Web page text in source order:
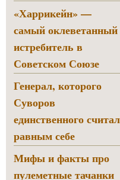
«Харрикейн» —
самый оклеветанный
истребитель в
Советском Союзе
Генерал, которого
Суворов
единственного считал
равным себе
Мифы и факты про
пулеметные тачанки